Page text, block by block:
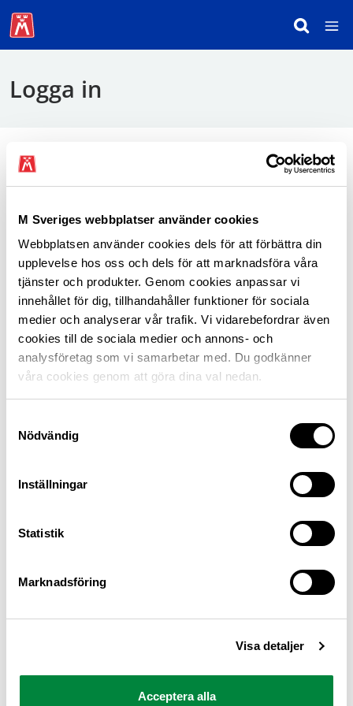
M Sveriges webbplatser använder cookies
Webbplatsen använder cookies dels för att förbättra din
upplevelse hos oss och dels för att marknadsföra våra
tjänster och produkter. Genom cookies anpassar vi
innehållet för dig, tillhandahåller funktioner för sociala
medier och analyserar vår trafik. Vi vidarebefordrar även
cookies till de sociala medier och annons- och
analysföretag som vi samarbetar med. Du godkänner
våra cookies genom att göra dina val nedan.
Nödvändig
Inställningar
Statistik
Marknadsföring
Visa detaljer
Acceptera alla
Logga in
För att logga in behöver du använda mobilt
BankID.
Logga in som medlem
M Sverige är Sveriges största konsumentorganisation
för bilister och andra trafikanter
Ansvarig utgivare: Heléne Lilja
Pressrum
Om oss